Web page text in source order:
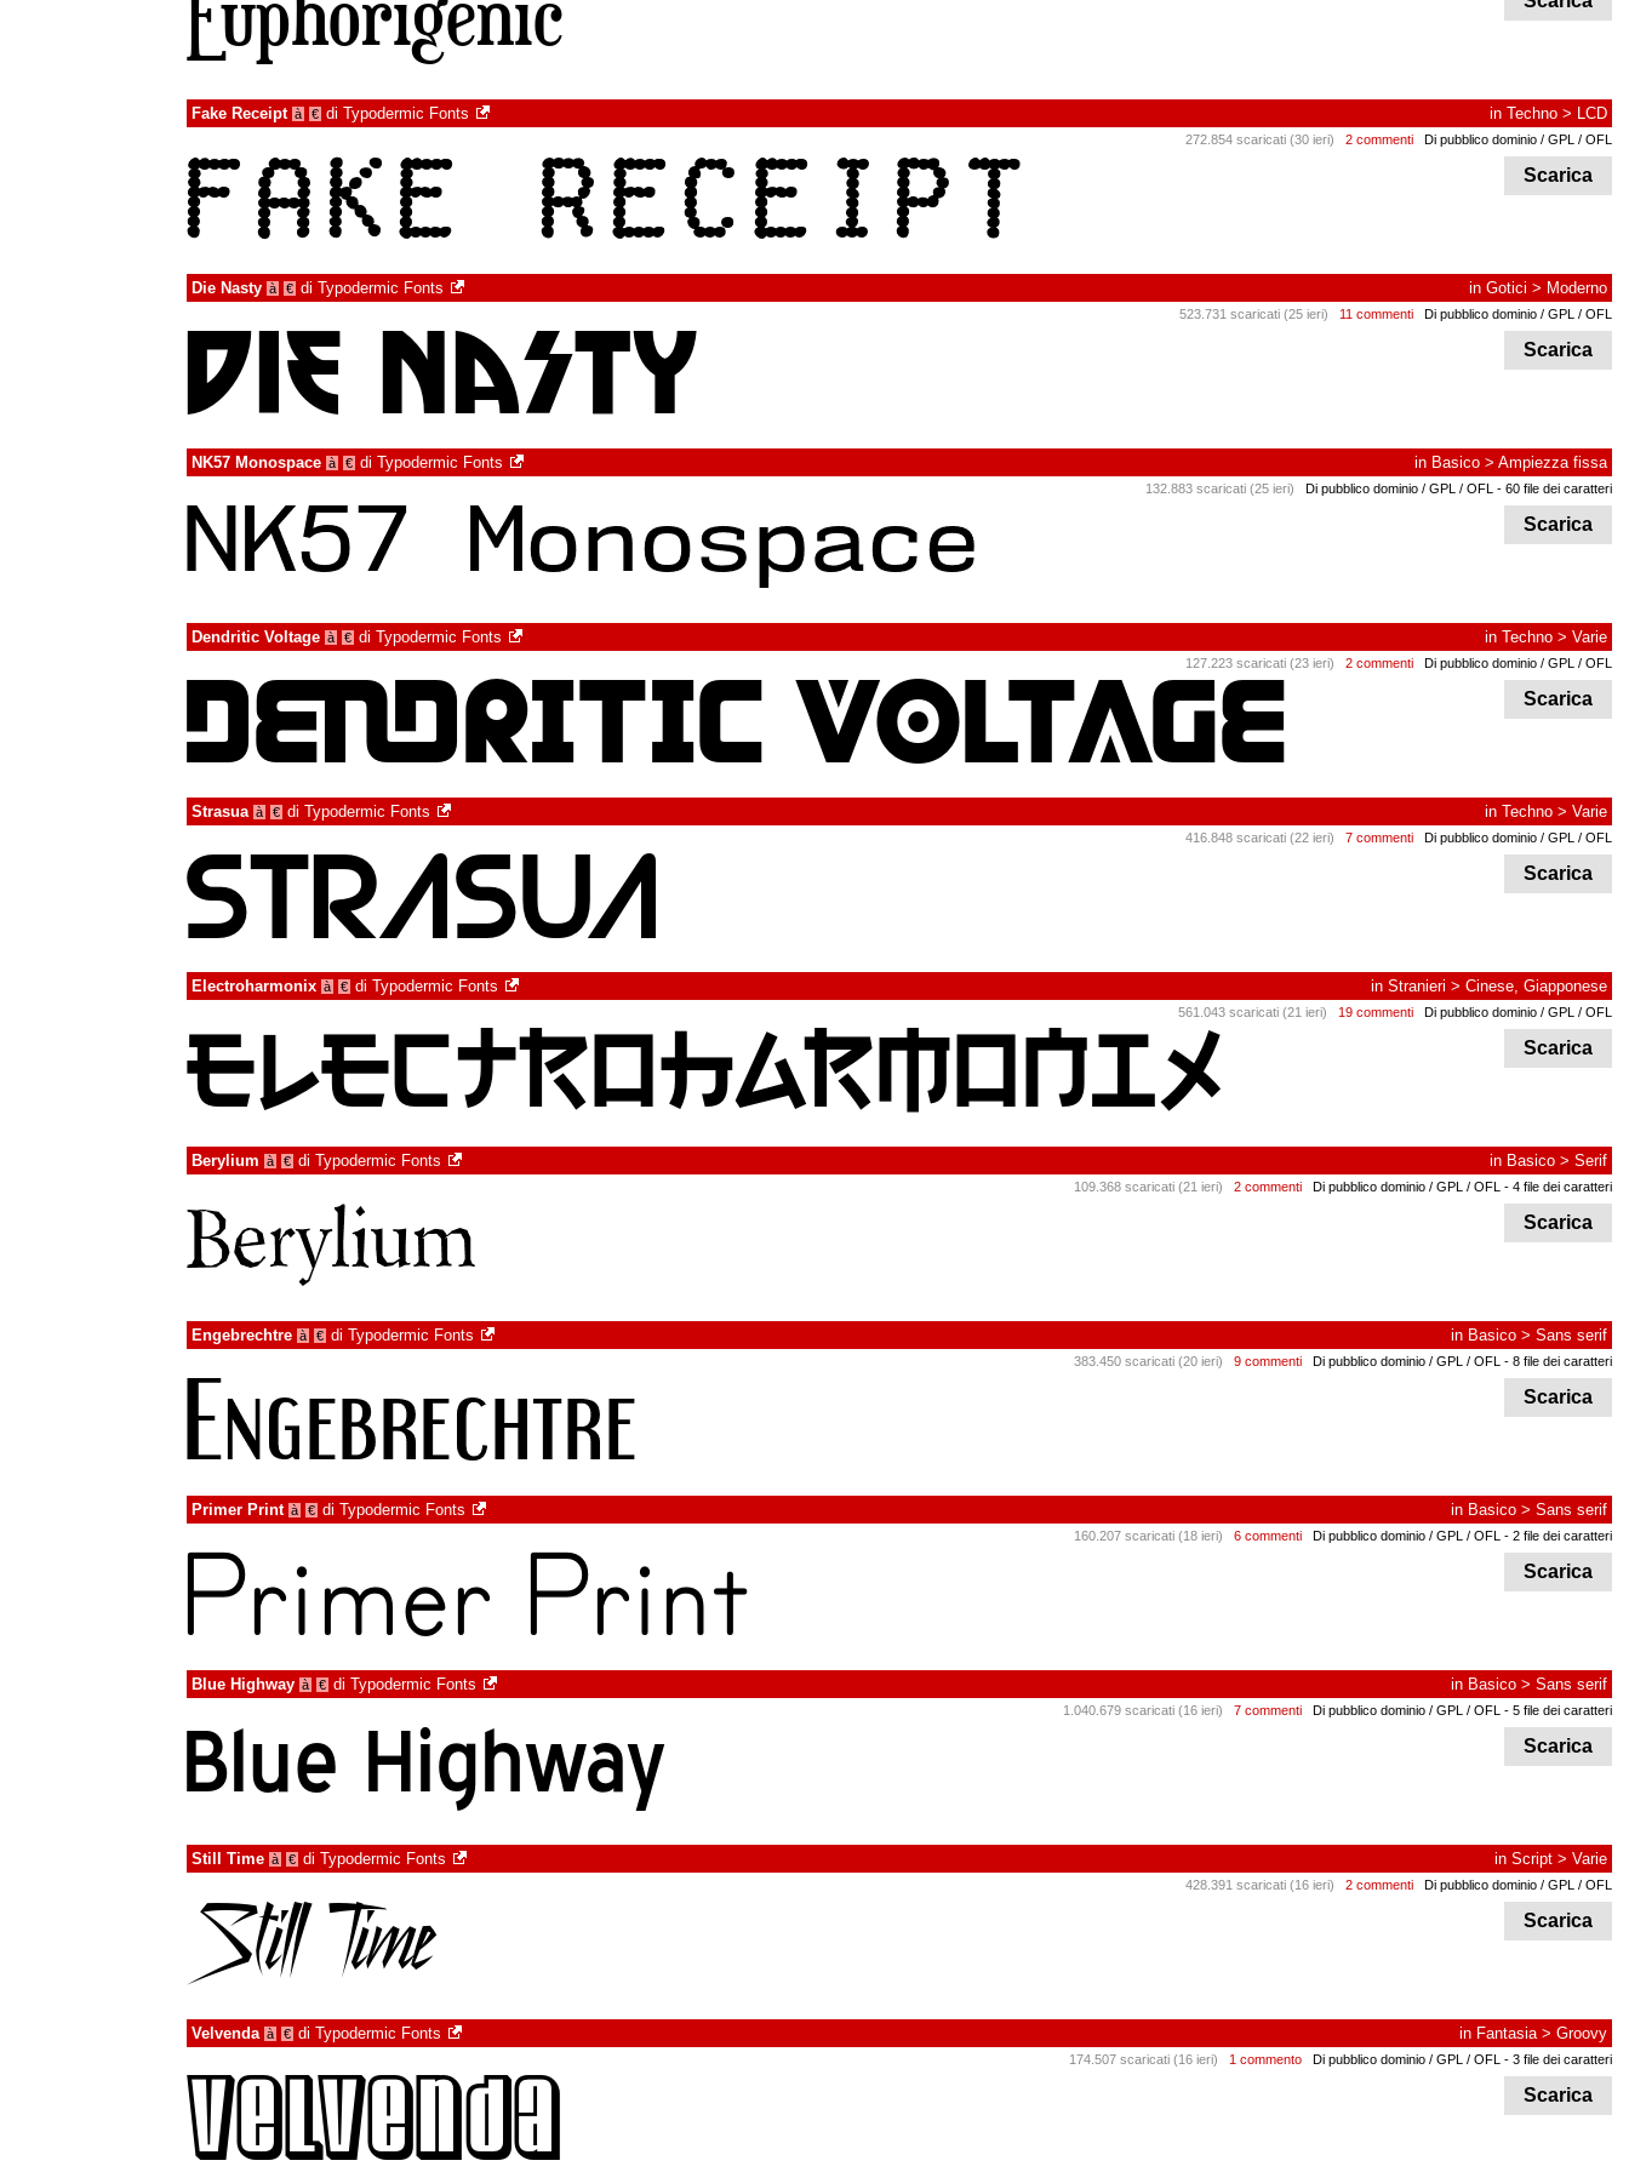
Fake Receipt à € di Typodermic Fonts in Techno > LCD
272.854 scaricati (30 ieri) 2 commenti Di pubblico dominio / GPL / OFL
Scarica
Die Nasty à € di Typodermic Fonts in Gotici > Moderno
523.731 scaricati (25 ieri) 11 commenti Di pubblico dominio / GPL / OFL
Scarica
NK57 Monospace à € di Typodermic Fonts in Basico > Ampiezza fissa
132.883 scaricati (25 ieri) Di pubblico dominio / GPL / OFL - 60 file dei caratteri
Scarica
Dendritic Voltage à € di Typodermic Fonts in Techno > Varie
127.223 scaricati (23 ieri) 2 commenti Di pubblico dominio / GPL / OFL
Scarica
Strasua à € di Typodermic Fonts in Techno > Varie
416.848 scaricati (22 ieri) 7 commenti Di pubblico dominio / GPL / OFL
Scarica
Electroharmonix à € di Typodermic Fonts in Stranieri > Cinese, Giapponese
561.043 scaricati (21 ieri) 19 commenti Di pubblico dominio / GPL / OFL
Scarica
Berylium à € di Typodermic Fonts in Basico > Serif
109.368 scaricati (21 ieri) 2 commenti Di pubblico dominio / GPL / OFL - 4 file dei caratteri
Scarica
Engebrechtre à € di Typodermic Fonts in Basico > Sans serif
383.450 scaricati (20 ieri) 9 commenti Di pubblico dominio / GPL / OFL - 8 file dei caratteri
Scarica
Primer Print à € di Typodermic Fonts in Basico > Sans serif
160.207 scaricati (18 ieri) 6 commenti Di pubblico dominio / GPL / OFL - 2 file dei caratteri
Scarica
Blue Highway à € di Typodermic Fonts in Basico > Sans serif
1.040.679 scaricati (16 ieri) 7 commenti Di pubblico dominio / GPL / OFL - 5 file dei caratteri
Scarica
Still Time à € di Typodermic Fonts in Script > Varie
428.391 scaricati (16 ieri) 2 commenti Di pubblico dominio / GPL / OFL
Scarica
Velvenda à € di Typodermic Fonts in Fantasia> Groovy
174.507 scaricati (16 ieri) 1 commento Di pubblico dominio / GPL / OFL - 3 file dei caratteri
Scarica